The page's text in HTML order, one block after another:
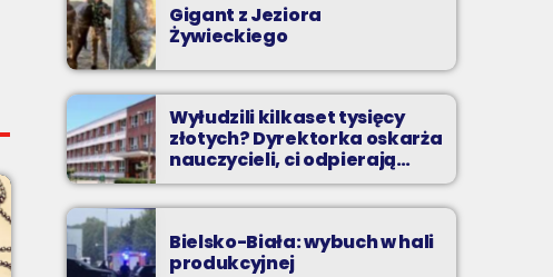
Gigant z Jeziora
Żywieckiego
Wyłudzili kilkaset tysięcy
złotych? Dyrektorka oskarża
nauczycieli, ci odpierają
zarzuty
Bielsko-Biała: wybuch w hali
produkcyjnej